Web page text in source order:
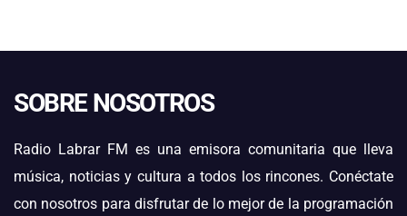
SOBRE NOSOTROS
Radio Labrar FM es una emisora comunitaria que lleva
música, noticias y cultura a todos los rincones. Conéctate
con nosotros para disfrutar de lo mejor de la programación